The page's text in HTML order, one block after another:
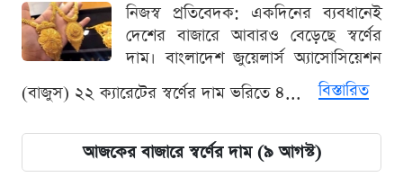
নিজস্ব প্রতিবেদক: একদিনের ব্যবধানেই
দেশের বাজারে আবারও বেড়েছে স্বর্ণের
দাম। বাংলাদেশ জুয়েলার্স অ্যাসোসিয়েশন
(বাজুস) ২২ ক্যারেটের স্বর্ণের দাম ভরিতে ৪...
বিস্তারিত
আজকের বাজারে স্বর্ণের দাম (৯ আগস্ট)